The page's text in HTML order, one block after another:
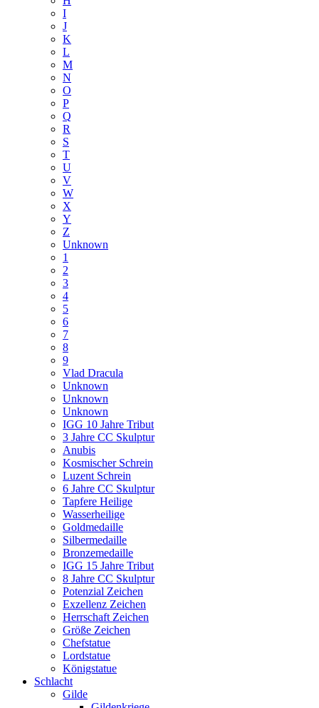
I
J
K
L
M
N
O
P
Q
R
S
T
U
V
W
X
Y
Z
Unknown
1
2
3
4
5
6
7
8
9
Vlad Dracula
Unknown
Unknown
Unknown
IGG 10 Jahre Tribut
3 Jahre CC Skulptur
Anubis
Kosmischer Schrein
Luzent Schrein
6 Jahre CC Skulptur
Tapfere Heilige
Wasserheilige
Goldmedaille
Silbermedaille
Bronzemedaille
IGG 15 Jahre Tribut
8 Jahre CC Skulptur
Potenzial Zeichen
Exzellenz Zeichen
Herrschaft Zeichen
Größe Zeichen
Chefstatue
Lordstatue
Königstatue
Schlacht
Gilde